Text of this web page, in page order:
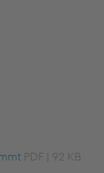
PDF | 92 KB